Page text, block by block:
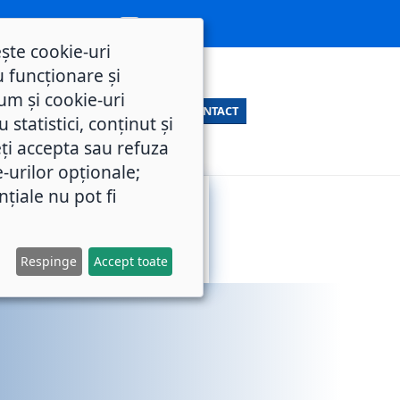
CONTACT
cookie-uri
funcționare și
și cookie-uri
statistici, conținut și
accepta sau refuza
urilor opționale;
nu pot fi
Respinge Accept toate